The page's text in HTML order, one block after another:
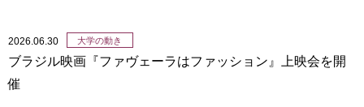
2026.06.30 大学の動き
ブラジル映画『ファヴェーラはファッション』上映会を開
催